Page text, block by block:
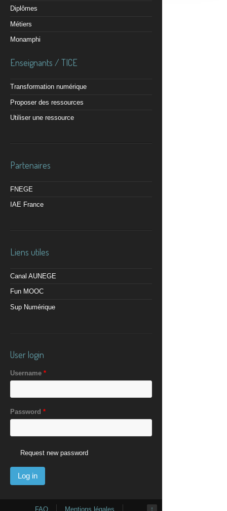
Diplômes
Métiers
Monamphi
Enseignants / TICE
Transformation numérique
Proposer des ressources
Utiliser une ressource
Partenaires
FNEGE
IAE France
Liens utiles
Canal AUNEGE
Fun MOOC
Sup Numérique
User login
Username *
Password *
Request new password
↑
FAQ Mentions légales